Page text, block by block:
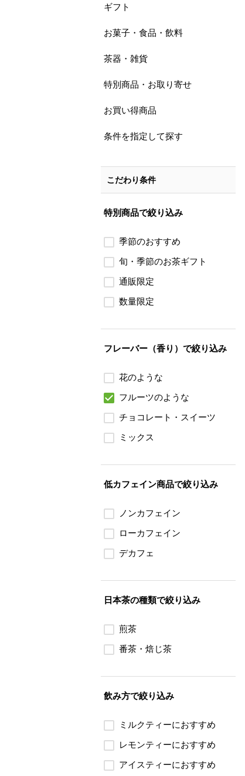
ギフト
お菓子・食品・飲料
茶器・雑貨
特別商品・お取り寄せ
お買い得商品
条件を指定して探す
こだわり条件
特別商品で絞り込み
季節のおすすめ
旬・季節のお茶ギフト
通販限定
数量限定
フレーバー（香り）で絞り込み
花のような
フルーツのような
チョコレート・スイーツ
ミックス
低カフェイン商品で絞り込み
ノンカフェイン
ローカフェイン
デカフェ
日本茶の種類で絞り込み
煎茶
番茶・焙じ茶
飲み方で絞り込み
ミルクティーにおすすめ
レモンティーにおすすめ
アイスティーにおすすめ